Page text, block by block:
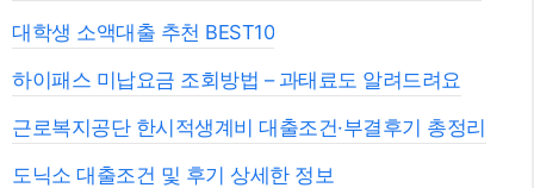
대학생 소액대출 추천 BEST10
하이패스 미납요금 조회방법 – 과태료도 알려드려요
근로복지공단 한시적생계비 대출조건·부결후기 총정리
도닉소 대출조건 및 후기 상세한 정보